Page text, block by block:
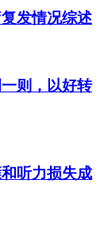
发情况综述
则，以好转
听力损失成